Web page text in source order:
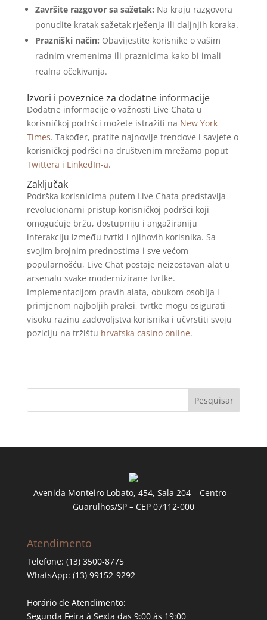
Završite razgovor sa sažetak: Na kraju razgovora
ponudite kratak sažetak rješenja ili daljnjih koraka.
Prazniški način: Obavijestite korisnike o vašim
radnim vremenima ili praznicima kako bi imali
realna očekivanja.
Izvori i poveznice za dodatne informacije
Dodatne informacije o važnosti Live Chata u
korisničkoj podršci možete istražiti na New York
Times. Također, pratite najnovije trendove i savjete o
korisničkoj podršci na društvenim mrežama poput
Twittera i LinkedIn-a.
Zaključak
Podrška korisnicima putem Live Chata predstavlja
revolucionarni pristup korisničkoj podršci koji
omogućuje bržu, dostupniju i angažiraniju
interakciju između tvrtki i njihovih korisnika. Sa
svojim brojnim prednostima i sve većom
popularnošću, Live Chat postaje neizostavan alat u
arsenalu svake modernizirane tvrtke.
Implementacijom pravih alata, obukom osoblja i
primjenom najboljih praksi, tvrtke mogu osigurati
visoku razinu zadovoljstva korisnika i učvrstiti svoju
poziciju na tržištu hrvatska casino online.
Pesquisar
Avenida Monteiro Lobato, 454, Sala 204 – Centro –
Guarulhos/SP – CEP 07112-000
Atendimento
Telefone: (13) 3500-8775
WhatsApp: (13) 99152-9292
Horário de Atendimento:
Segunda Feira à Sexta das 9:00 às 19:00